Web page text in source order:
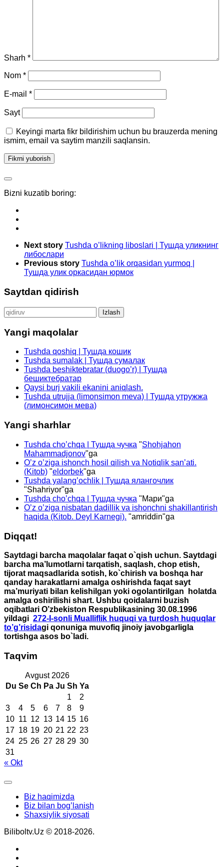
Sharh *
Nom *
E-mail *
Sayt
Keyingi marta fikr bildirishim uchun bu brauzerda mening
ismim, email va saytim manzili saqlansin.
Bizni kuzatib boring:
Next story Tushda o’likning liboslari | Тушда уликнинг
либослари
Previous story Tushda o’lik orqasidan yurmoq |
Тушда улик оркасидан юрмок
Saytdan qidirish
Qidirshish:
Yangi maqolalar
Tushda qoshiq | Тушда кошик
Tushda sumalak | Тушда сумалак
Tushda beshiktebratar (duogo’r) | Тушда
бешиктебратар
Qaysi burj vakili ekanini aniqlash.
Tushda utrujja (limonsimon meva) | Тушда утружжа
(лимонсимон мева)
Yangi sharhlar
Tushda cho’chqa | Тушда чучка "Shohjahon
Mahammadjonov"ga
O’z o’ziga ishonch hosil qilish va Notiqlik san’ati.
(Kitob) "eldorbek"ga
Tushda yalang’ochlik | Тушда ялангочлик
"Shahriyor"ga
Tushda cho’chqa | Тушда чучка "Мари"ga
O’z o’ziga nisbatan dadillik va ishonchni shakillantirish
haqida (Kitob. Deyl Karnegi). "amriddin"ga
Diqqat!
Saytdagi barcha maqolalar faqat o`qish uchun. Saytdagi
barcha ma’lumotlarni tarqatish, saqlash, chop etish,
tijorat maqsadlarida sotish, ko`chirish va boshqa har
qanday harakatlarni amalga oshirishda faqat sayt
ma’muriyati bilan kelishilgan yoki ogolantirilgan holatda
amalga oshirilishi shart. Ushbu qoidalarni buzish
oqibatlari O’zbekiston Respublikasining 30.08.1996
yildagi 272-I-sonli Mualliflik huquqi va turdosh huquqlar
to’g’risidagi qonuniga muvofiq jinoiy javobgarligla
tortishga asos bo`ladi.
Taqvim
Avgust 2026
Du Se Ch Pa Ju Sh Ya
1
2
3
4 5 6 7 8
9
10 11 12 13 14 15 16
17 18 19 20 21 22 23
24 25 26 27 28 29 30
31
« Okt
Biz haqimizda
Biz bilan bog’lanish
Shaxsiylik siyosati
Biliboltv.Uz © 2018-2026.